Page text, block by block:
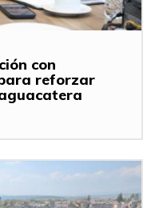
con
reforzar